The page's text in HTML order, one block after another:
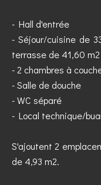
- Hall d'entrée
- Séjour/cuisine de
terrasse de 41,60
- 2 chambres à
- Salle de douche
- WC séparé
- Local technique/
S'ajoutent 2
de 4,93 m2.